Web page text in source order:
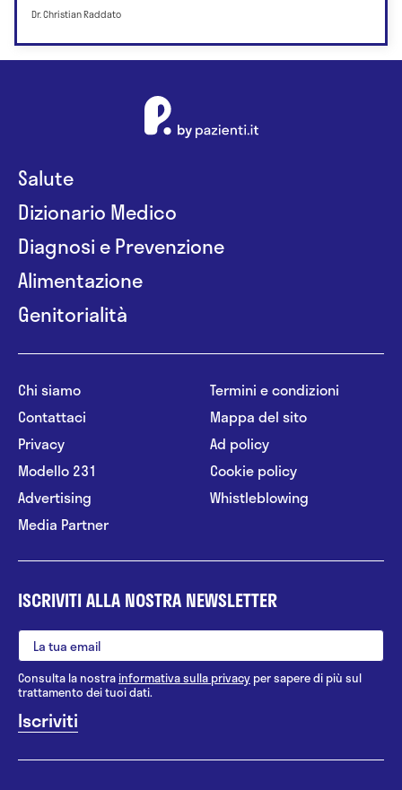
Dr. Christian Raddato
Salute
Dizionario Medico
Diagnosi e Prevenzione
Alimentazione
Genitorialità
Chi siamo
Contattaci
Privacy
Modello 231
Advertising
Media Partner
Termini e condizioni
Mappa del sito
Ad policy
Cookie policy
Whistleblowing
ISCRIVITI ALLA NOSTRA NEWSLETTER
Consulta la nostrainformativa sulla privacy per sapere di più sul
trattamento dei tuoi dati.